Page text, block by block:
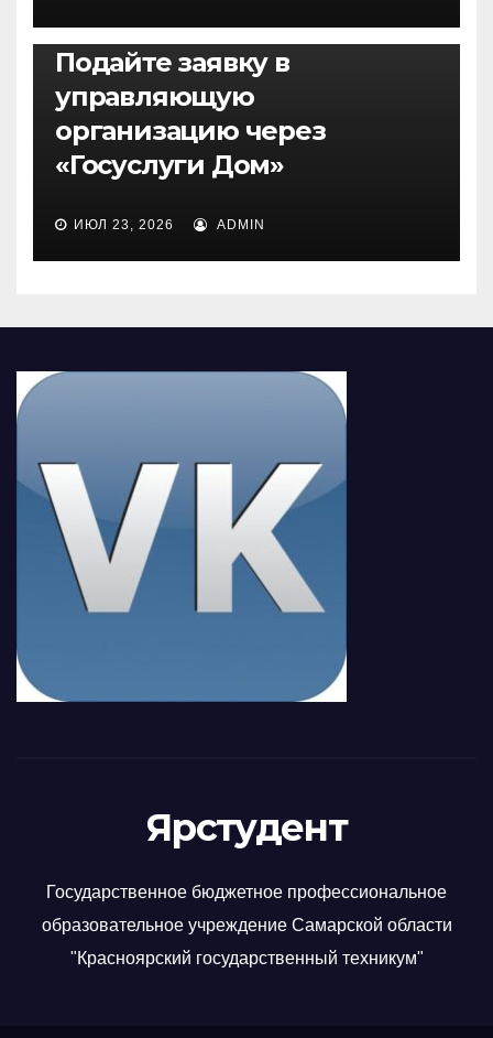
НОВОСТИ
Подайте заявку в
управляющую
организацию через
«Госуслуги Дом»
ИЮЛ 23, 2026 ADMIN
Ярстудент
Государственное бюджетное профессиональное
образовательное учреждение Самарской области
"Красноярский государственный техникум"